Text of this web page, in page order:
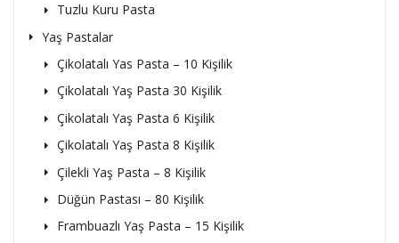
Tuzlu Kuru Pasta
Yaş Pastalar
Çikolatalı Yas Pasta – 10 Kişilik
Çikolatalı Yaş Pasta 30 Kişilik
Çikolatalı Yaş Pasta 6 Kişilik
Çikolatalı Yaş Pasta 8 Kişilik
Çilekli Yaş Pasta – 8 Kişilik
Düğün Pastası – 80 Kişilik
Frambuazlı Yaş Pasta – 15 Kişilik